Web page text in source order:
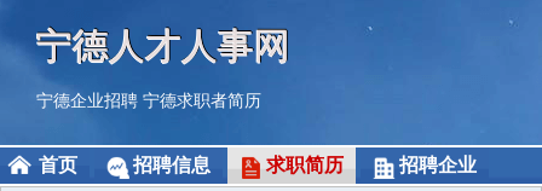
宁德人才人事网
宁德企业招聘 宁德求职者简历
首页 招聘信息 求职简历 招聘企业